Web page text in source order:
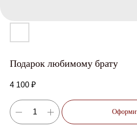
Подарок любимому брату
4 100 ₽